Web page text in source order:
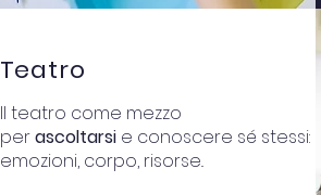
Teatro
Il teatro come mezzo
perascoltarsie conoscere sé stessi:
emozioni, corpo, risorse..